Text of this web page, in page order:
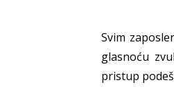
Svim
glasnoću
pristup